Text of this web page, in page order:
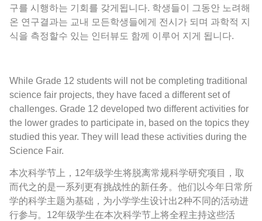
구를 시행하는 기회를 갖게됩니다. 학생들이 그동안 노려해
온 연구결과는 교내 모든학생들에게 전시가 되며 과학적 지
식을 측정할수 있는 인터뷰도 함께 이루어 지게 됩니다.
While Grade 12 students will not be completing traditional
science fair projects, they have faced a different set of
challenges. Grade 12 developed two different activities for
the lower grades to participate in, based on the topics they
studied this year. They will lead these activities during the
Science Fair.
本次科学节上，12年级学生将脱离常规科学研究项目，取
而代之的是一系列更有挑战性的新任务。他们以今年日常所
学的科学主题为基础，为小学学生设计出2种不同的活动进
行参与。12年级学生在本次科学节上将全程主持这些活